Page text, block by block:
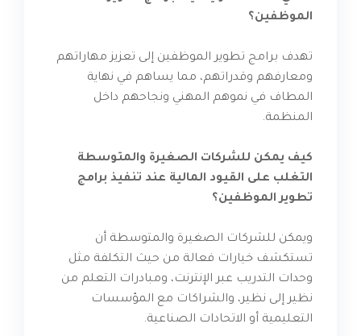
الموظفين؟
تهدف برامج تطوير الموظفين إلى تعزيز مهاراتهم
ومعارفهم وقدراتهم، مما يساهم في نهاية
المطاف في نموهم المهني ونجاحهم داخل
المنظمة.
كيف يمكن للشركات الصغيرة والمتوسطة
التغلب على القيود المالية عند تنفيذ برامج
تطوير الموظفين؟
ويمكن للشركات الصغيرة والمتوسطة أن
تستكشف خيارات فعالة من حيث التكلفة مثل
وحدات التدريب عبر الإنترنت، ومبادرات التعلم من
نظير إلى نظير، والشراكات مع المؤسسات
التعليمية أو الاتحادات الصناعية.